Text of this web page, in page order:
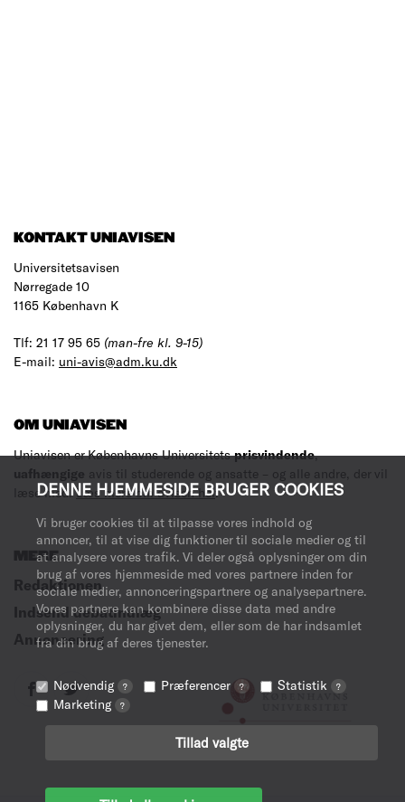
DENNE HJEMMESIDE BRUGER COOKIES
Vi bruger cookies til at tilpasse vores indhold og
annoncer, til at vise dig funktioner til sociale medier og til
at analysere vores trafik. Vi deler også oplysninger om din
brug af vores hjemmeside med vores partnere inden for
sociale medier, annonceringspartnere og analysepartnere.
Vores partnere kan kombinere disse data med andre
oplysninger, du har givet dem, eller som de har indsamlet
fra din brug af deres tjenester.
Nødvendig ? Præferencer ? Statistik ?
Marketing ?
Tillad valgte
KONTAKT UNIAVISEN
Universitetsavisen
Nørregade 10
1165 København K
Tlf: 21 17 95 65 (man-fre kl. 9-15)
E-mail: uni-avis@adm.ku.dk
OM UNIAVISEN
Uniavisen er Københavns Universitetsprisvindende,
uafhængige avis til studerende og ansatte – og alle andre, der vil
læse med.Læs mere om avisen her.
MERE
Redaktionen
Indsend debatindlæg
Annoncering